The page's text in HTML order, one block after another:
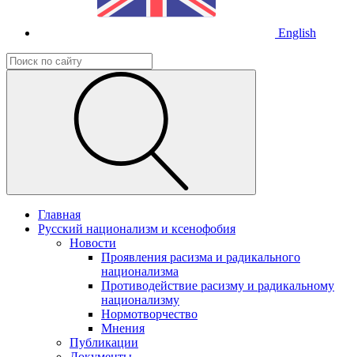
English
Главная
Русский национализм и ксенофобия
Новости
Проявления расизма и радикального
национализма
Противодействие расизму и радикальному
национализму
Нормотворчество
Мнения
Публикации